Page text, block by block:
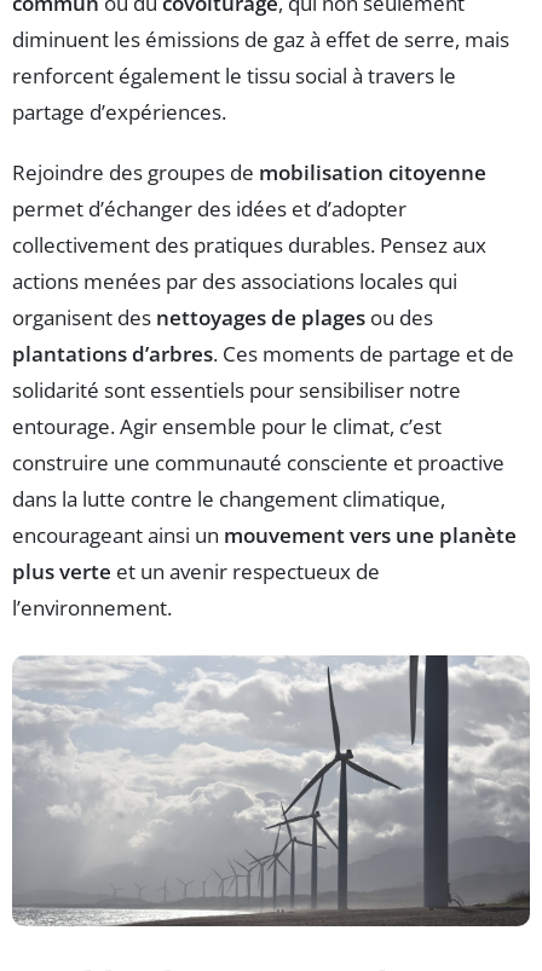
diminuent les émissions de gaz à effet de serre, mais
renforcent également le tissu social à travers le
partage d’expériences.
Rejoindre des groupes de mobilisation citoyenne
permet d’échanger des idées et d’adopter
collectivement des pratiques durables. Pensez aux
actions menées par des associations locales qui
organisent des nettoyages de plages ou des
plantations d’arbres. Ces moments de partage et de
solidarité sont essentiels pour sensibiliser notre
entourage. Agir ensemble pour le climat, c’est
construire une communauté consciente et proactive
dans la lutte contre le changement climatique,
encourageant ainsi un mouvement vers une planète
plus verte et un avenir respectueux de
l’environnement.